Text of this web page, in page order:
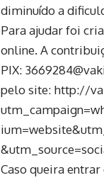
diminuído a
Para ajudar foi
online. A
PIX:
pelo site: http://
Caso queira